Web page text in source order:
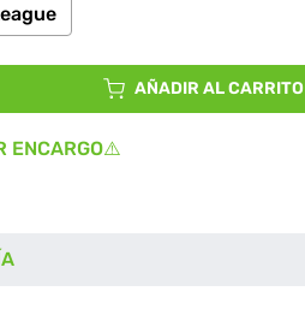
AÑADIR AL CARRITO
ENCARGO⚠️